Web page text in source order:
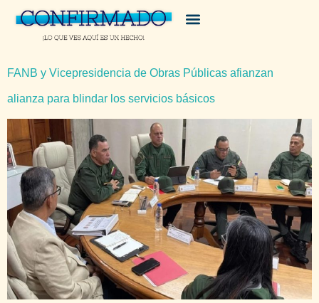
FANB y Vicepresidencia de Obras Públicas afianzan
alianza para blindar los servicios básicos